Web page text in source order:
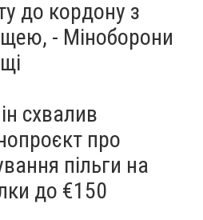
до кордону з
- Міноборони
схвалив
про
пільги на
до €150